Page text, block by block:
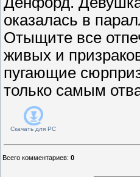
оказалась в
Отыщите все
живых и
пугающие
только самым
Скачать для PC
Всего комментариев: 0